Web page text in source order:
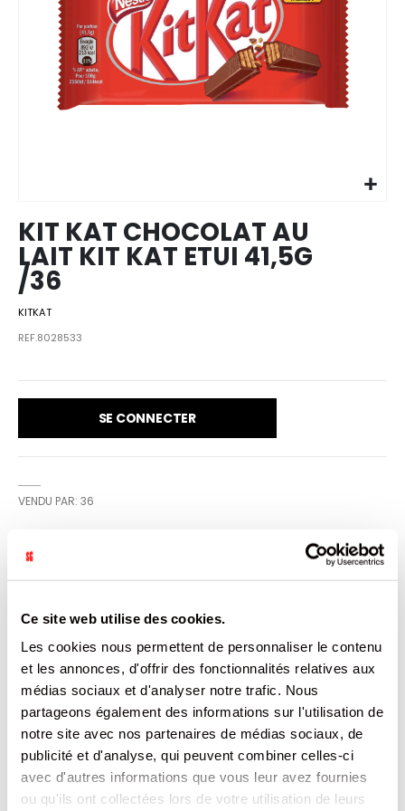
Ce site web utilise des cookies.
Les cookies nous permettent de personnaliser le contenu
et les annonces, d'offrir des fonctionnalités relatives aux
médias sociaux et d'analyser notre trafic. Nous
partageons également des informations sur l'utilisation de
notre site avec nos partenaires de médias sociaux, de
publicité et d'analyse, qui peuvent combiner celles-ci
avec d'autres informations que vous leur avez fournies
ou qu'ils ont collectées lors de votre utilisation de leurs
images
gallery
KIT KAT CHOCOLAT AU
LAIT KIT KAT ETUI 41,5G
/36
KITKAT
REF.8028533
SE CONNECTER
VENDU PAR: 36
ceux qui aiment faire un bon break* ! Savourez l'iconique
gaufrette croustillante à la texture légère dorée au four
et un délicieux chocolat au lait. Déballez votre KitKat®,
détachez les deux barres puis coupez l'une en deux et
dégustez votre break ! Existe en plusieurs formats.
CARACTÉRISTIQUES
DOCUMENTATION